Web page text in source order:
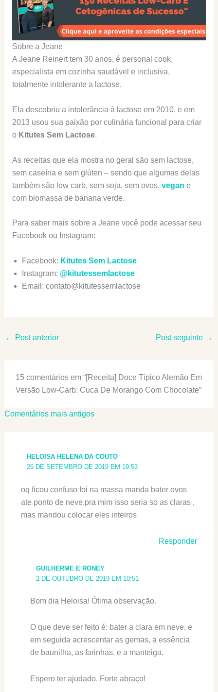
Sobre a Jeane
A Jeane Reinert tem 30 anos, é personal cook,
especialista em cozinha saudável e inclusiva,
totalmente intolerante a lactose.
Ela descobriu a intolerância à lactose em 2010, e em
2013 usou sua paixão por culinária funcional para criar
o Kitutes Sem Lactose.
As receitas que ela mostra no geral são sem lactose,
sem caseína e sem glúten – sendo que algumas delas
também são low carb, sem soja, sem ovos, vegan e
com biomassa de banana verde.
Para saber mais sobre a Jeane você pode acessar seu
Facebook ou Instagram:
Facebook: Kitutes Sem Lactose
Instagram: @kitutessemlactose
Email: contato@kitutessemlactose
← Post anterior Post seguinte →
15 comentários em “[Receita] Doce Típico Alemão Em
Versão Low-Carb: Cuca De Morango Com Chocolate”
Comentários
Comentários mais antigos
HELOISA HELENA DA COUTO
26 DE SETEMBRO DE 2019 EM 19:53
oq ficou confuso foi na massa manda bater ovos
ate ponto de neve,pra mim isso seria so as claras ,
mas mandou colocar eles inteiros
Responder
GUILHERME E RONEY
2 DE OUTUBRO DE 2019 EM 10:51
Bom dia Heloisa! Ótima observação.
O que deve ser feito é: bater a clara em neve, e
em seguida acrescentar as gemas, a essência
de baunilha, as farinhas, e a manteiga.
Espero ter ajudado. Forte abraço!